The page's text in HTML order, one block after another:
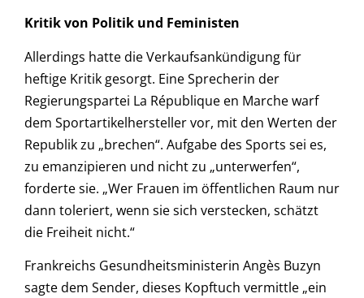
Kritik von Politik und Feministen
Allerdings hatte die Verkaufsankündigung für
heftige Kritik gesorgt. Eine Sprecherin der
Regierungspartei La République en Marche warf
dem Sportartikelhersteller vor, mit den Werten der
Republik zu „brechen“. Aufgabe des Sports sei es,
zu emanzipieren und nicht zu „unterwerfen“,
forderte sie. „Wer Frauen im öffentlichen Raum nur
dann toleriert, wenn sie sich verstecken, schätzt
die Freiheit nicht.“
Frankreichs Gesundheitsministerin Angès Buzyn
sagte dem Sender, dieses Kopftuch vermittle „ein